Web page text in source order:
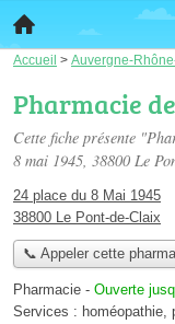
Accueil > Auvergne-
Pharmacie
Cette fiche présente
8 mai 1945, 38800 Le
24 place du 8 Mai 1945
38800 Le Pont-de-Claix
📞 Appeler cette
Pharmacie - Ouverte
Services : homéopathie,